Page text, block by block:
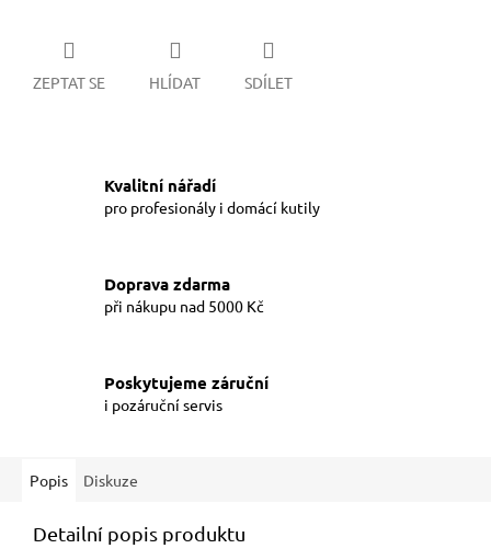
ZEPTAT SE HLÍDAT SDÍLET
Kvalitní nářadí
pro profesionály i domácí kutily
Doprava zdarma
při nákupu nad 5000 Kč
Poskytujeme záruční
i pozáruční servis
Popis Diskuze
Detailní popis produktu